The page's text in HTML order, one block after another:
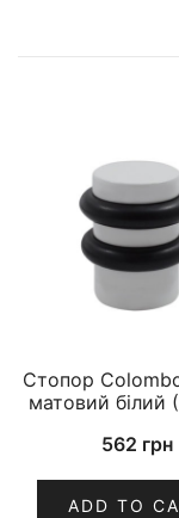
Стопор
матовий білий
562 грн
ADD TO